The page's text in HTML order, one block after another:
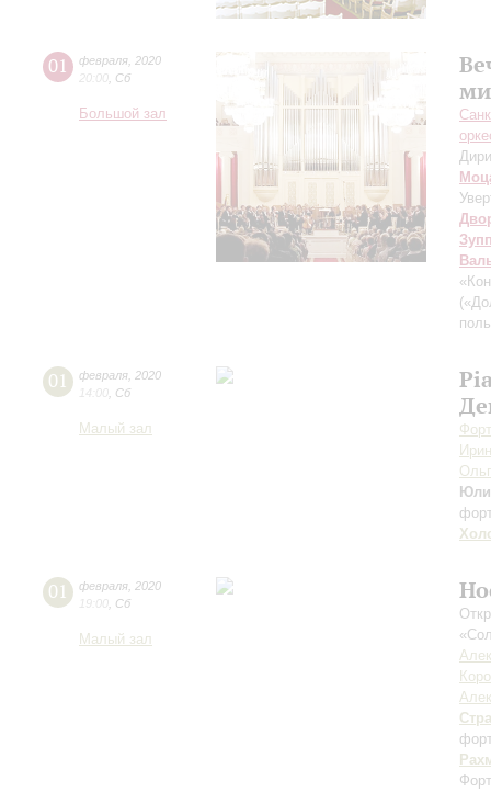
01 февраля 2020
20:00 Сб
Большой зал
01 февраля 2020
14:00 Сб
Малый зал
01 февраля 2020
19:00 Сб
Малый зал